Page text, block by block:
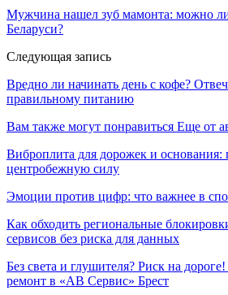
Мужчина нашел зуб мамонта: можно ли
Беларуси?
Следующая запись
Вредно ли начинать день с кофе?
правильному питанию
Вам также могут понравиться Еще от
Виброплита для дорожек и основания:
центробежную силу
Эмоции против цифр: что важнее в
Как обходить региональные
сервисов без риска для данных
Без света и глушителя? Риск на
ремонт в «АВ Сервис» Брест